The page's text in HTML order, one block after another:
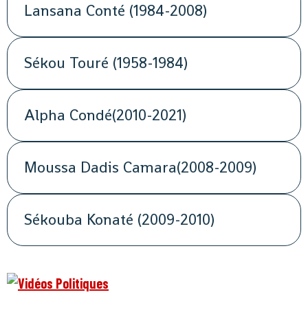
Lansana Conté (1984-2008)
Sékou Touré (1958-1984)
Alpha Condé(2010-2021)
Moussa Dadis Camara(2008-2009)
Sékouba Konaté (2009-2010)